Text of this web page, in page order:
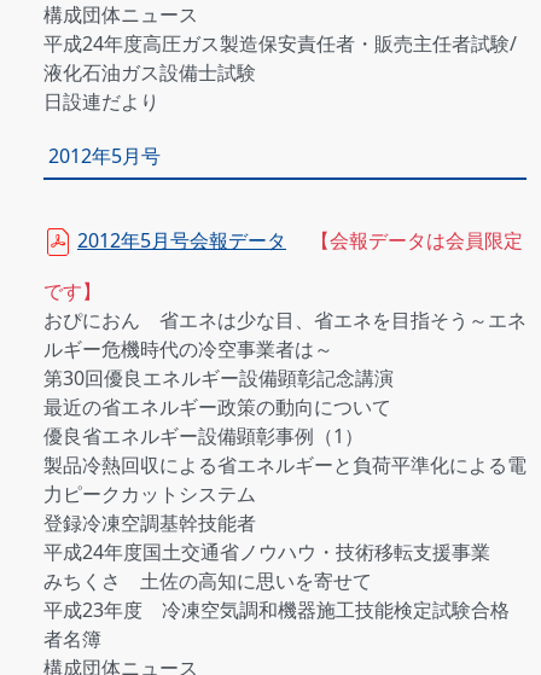
構成団体ニュース
平成24年度高圧ガス製造保安責任者・販売主任者試験/
液化石油ガス設備士試験
日設連だより
2012年5月号
2012年5月号会報データ
【会報データは会員限定
です】
おぴにおん 省エネは少な目、省エネを目指そう～エネ
ルギー危機時代の冷空事業者は～
第30回優良エネルギー設備顕彰記念講演
最近の省エネルギー政策の動向について
優良省エネルギー設備顕彰事例（1）
製品冷熱回収による省エネルギーと負荷平準化による電
力ピークカットシステム
登録冷凍空調基幹技能者
平成24年度国土交通省ノウハウ・技術移転支援事業
みちくさ 土佐の高知に思いを寄せて
平成23年度 冷凍空気調和機器施工技能検定試験合格
者名簿
構成団体ニュース